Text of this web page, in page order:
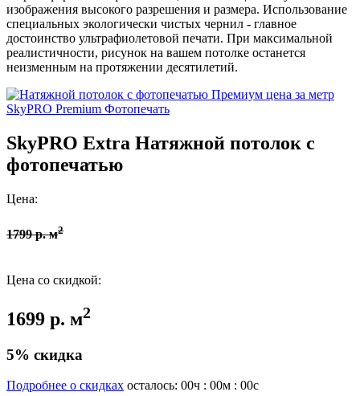
изображения высокого разрешения и размера. Использование
специальных экологически чистых чернил - главное
достоинство ультрафиолетовой печати. При максимальной
реалистичности, рисунок на вашем потолке останется
неизменным на протяжении десятилетий.
SkyPRO Premium Фотопечать
SkyPRO Extra Натяжной потолок с
фотопечатью
Цена:
1799 р. м2
Цена со скидкой:
1699 р. м2
5% скидка
Подробнее о скидках осталось: 00ч : 00м : 00с